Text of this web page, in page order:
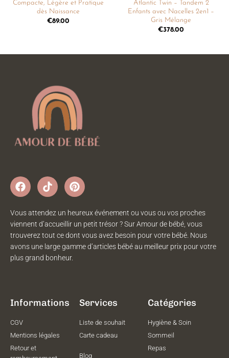
Compacte, Légère et Pratique
dès Naissance
€89.00
Atlantic Twin – Tandem 2
Enfants avec Nacelles 2en1 –
Gris Mélange
€378.00
Vous attendez un heureux événement ou vous ou vos proches
viennent d’accueillir un petit trésor ? Sur Amour de bébé, vous
trouverez tout ce dont vous avez besoin pour votre bébé. Nous
avons une large gamme d’articles bébé au meilleur prix pour votre
plus grand bonheur.
Informations
CGV
Mentions légales
Retour et
Services
Liste de souhait
Carte cadeau
Blog
Catégories
Hygiène & Soin
Sommeil
Repas